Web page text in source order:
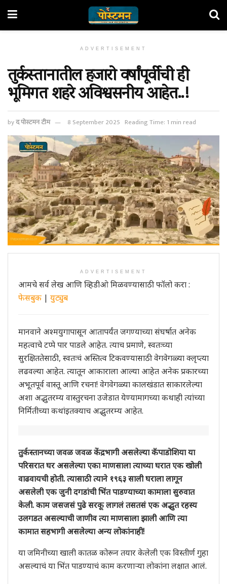
ADVERTISEMENT
तुर्कस्तानातील हजारो वर्षांपूर्वीची ही
भूमिगत शहरे अविश्वसनीय आहेत..!
byद पोस्टमन टीम 8 September 2025 Reading Time: 1 min read
ADVERTISEMENT
आमचे सर्व लेख आणि व्हिडीओ मिळवण्यासाठी फॉलो करा :
फेसबुक | युट्युब
मानवाने अश्मयुगापासून आतापर्यंत जगण्याच्या संघर्षात अनेक
महत्वाचे टप्पे पार पाडले आहेत. त्याच प्रमाणे, स्वतःच्या
सुरक्षिततेसाठी, स्वतःचं अस्तित्व टिकवण्यासाठी वेगवेगळ्या क्लृप्त्या
लढवल्या आहेत. त्यातून आकाराला आल्या आहेत अनेक प्रकारच्या
अभूतपूर्व वास्तू आणि रचना! वेगवेगळ्या कालखंडात साकारलेल्या
अशा अद्भुतरम्य वास्तुरचना उजेडात येण्यामागच्या कथाही त्यांच्या
निर्मितीच्या कथांइतक्याच अद्भुतरम्य आहेत.
तुर्कस्तानच्या जवळ जवळ केंद्रभागी असलेल्या कॅपाडोशिया या
परिसरात घर असलेल्या एका माणसाला त्याच्या घरात एक खोली
वाढवायची होती. त्यासाठी त्याने १९६३ साली घराला लागून
असलेली एक जुनी दगडांची भिंत पाडण्याच्या कामाला सुरुवात
केली. काम जसजसं पुढे सरकू लागलं तसतसं एक अद्भुत रहस्य
उलगडत असल्याची जाणीव त्या माणसाला झाली आणि त्या
कामात सहभागी असलेल्या अन्य लोकांनाही!
या जमिनीच्या खाली कातळ कोरून तयार केलेली एक विस्तीर्ण गुहा
असल्याचं या भिंत पाडण्याचं काम करणाऱ्या लोकांना लक्षात आलं.